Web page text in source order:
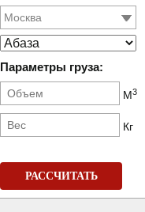
Параметры груза:
М3
Кг
РАССЧИТАТЬ